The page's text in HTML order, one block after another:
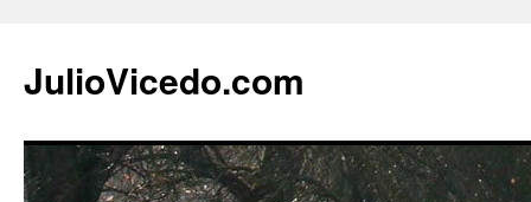
JulioVicedo.com